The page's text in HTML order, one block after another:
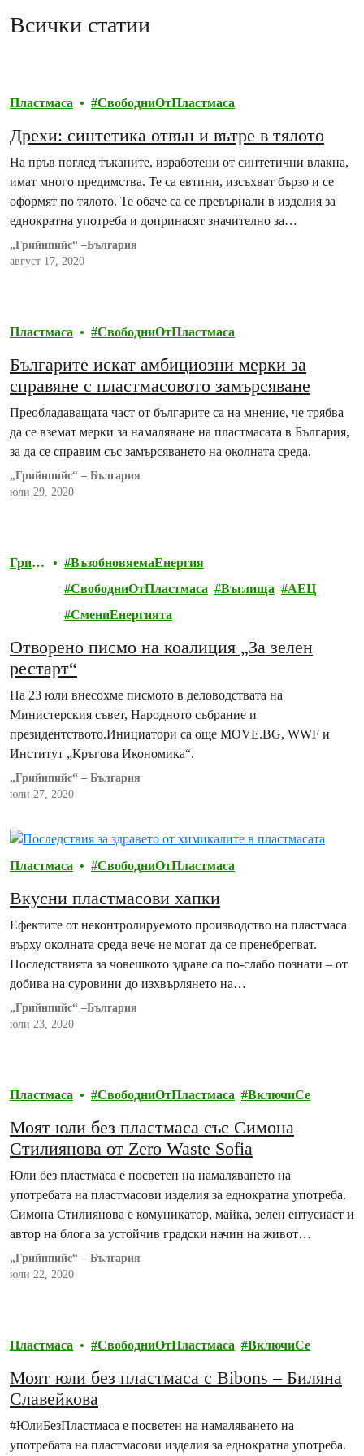
Всички статии
Пластмаса СвободниОтПластмаса
Дрехи: синтетика отвън и вътре в тялото
На пръв поглед тъканите, изработени от синтетични влакна,
имат много предимства. Те са евтини, изсъхват бързо и се
оформят по тялото. Те обаче са се превърнали в изделия за
еднократна употреба и допринасят значително за
изменението на климата. Могат също така да бъдат вредни за
човешкото здраве.
„Грийнпийс“ –България
август 17, 2020
Пластмаса СвободниОтПластмаса
Българите искат амбициозни мерки за
справяне с пластмасовото замърсяване
Преобладаващата част от българите са на мнение, че трябва
да се вземат мерки за намаляване на пластмасата в България,
за да се справим със замърсяването на околната среда.
„Грийнпийс“ – България
юли 29, 2020
Грий
ВъзобновяемаЕнергия
СвободниОтПластмаса
Въглища
АЕЦ
СмениЕнергията
Отворено писмо на коалиция „За зелен
рестарт“
На 23 юли внесохме писмото в деловодствата на
Министерския съвет, Народното събрание и
президентството.Инициатори са още MOVE.BG, WWF и
Институт „Кръгова Икономика“.
„Грийнпийс“ – България
юли 27, 2020
Пластмаса СвободниОтПластмаса
Вкусни пластмасови хапки
Ефектите от неконтролируемото производство на пластмаса
върху околната среда вече не могат да се пренебрегват.
Последствията за човешкото здраве са по-слабо познати – от
добива на суровини до изхвърлянето на…
„Грийнпийс“ –България
юли 23, 2020
Пластмаса СвободниОтПластмаса ВключиСе
Моят юли без пластмаса със Симона
Стилиянова от Zero Waste Sofia
Юли без пластмаса е посветен на намаляването на
употребата на пластмасови изделия за еднократна употреба.
Симона Стилиянова е комуникатор, майка, зелен ентусиаст и
автор на блога за устойчив градски начин на живот
zerowastesofia.com.
„Грийнпийс“ – България
юли 22, 2020
Пластмаса СвободниОтПластмаса ВключиСе
Моят юли без пластмаса с Bibons – Биляна
Славейкова
#ЮлиБезПластмаса е посветен на намаляването на
употребата на пластмасови изделия за еднократна употреба.